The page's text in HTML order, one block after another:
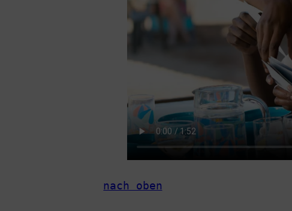
nach oben